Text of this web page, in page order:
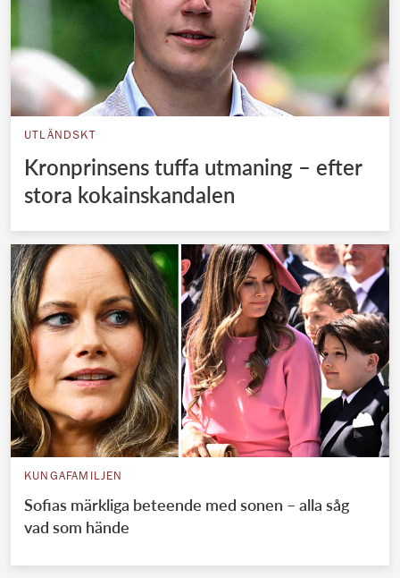
UTLÄNDSKT
Kronprinsens tuffa utmaning – efter
stora kokainskandalen
KUNGAFAMILJEN
Sofias märkliga beteende med sonen – alla såg
vad som hände